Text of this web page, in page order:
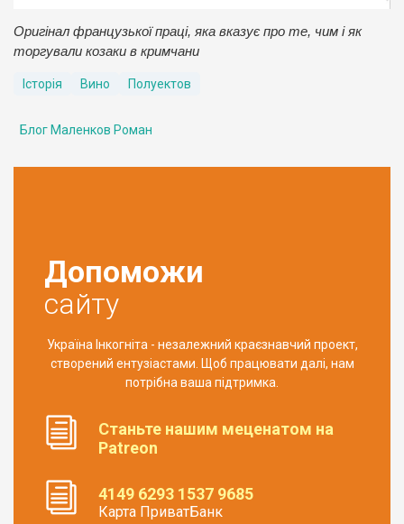
Оригінал французької праці, яка вказує про те, чим і як
торгували козаки в кримчани
Історія Вино Полуектов
Блог Маленков Роман
Допоможи
сайту
Україна Інкогніта - незалежний краєзнавчий проект,
створений ентузіастами. Щоб працювати далі, нам
потрібна ваша підтримка.
Станьте нашим меценатом на
Patreon
4149 6293 1537 9685
Карта ПриватБанк